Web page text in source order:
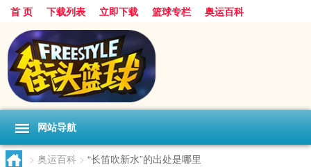
首 页 下载列表 立即下载 篮球专栏 奥运百科
网站导航
> 奥运百科 > “长笛吹新水”的出处是哪里